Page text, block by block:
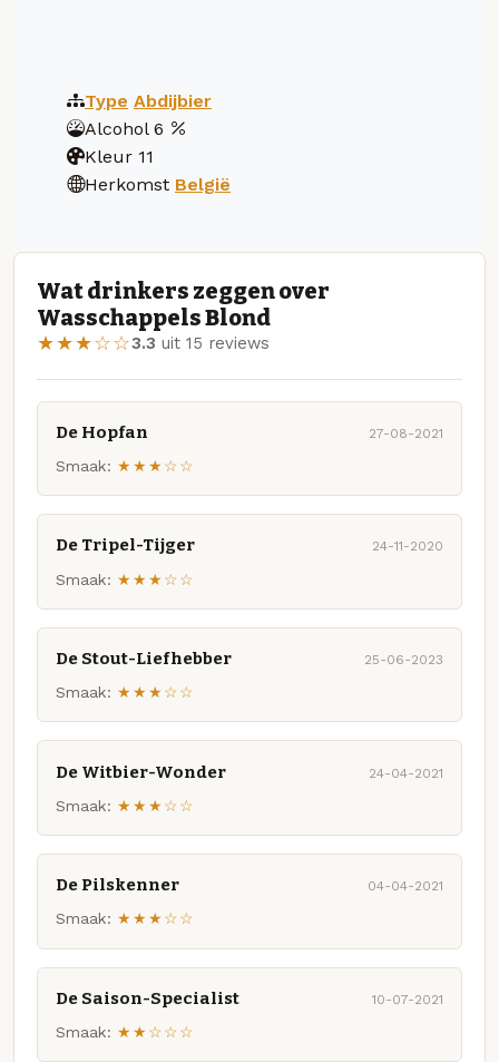
Type Abdijbier
Alcohol 6
Kleur 11
Herkomst België
Wat drinkers zeggen over
Wasschappels Blond
★★★☆☆3.3 uit 15 reviews
De Hopfan 27-08-2021
Smaak: ★★★☆☆
De Tripel-Tijger 24-11-2020
Smaak: ★★★☆☆
De Stout-Liefhebber 25-06-2023
Smaak: ★★★☆☆
De Witbier-Wonder 24-04-2021
Smaak: ★★★☆☆
De Pilskenner 04-04-2021
Smaak: ★★★☆☆
De Saison-Specialist 10-07-2021
Smaak: ★★☆☆☆